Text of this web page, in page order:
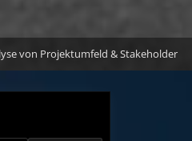
von Projektumfeld & Stakeholder